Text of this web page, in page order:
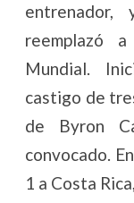
entrenador,
reemplazó
Mundial.
castigo de
de Byron
convocado.
1 a Costa